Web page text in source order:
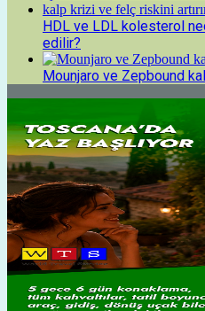
HDL ve LDL kolesterol
edilir?
Mounjaro ve Zepbound